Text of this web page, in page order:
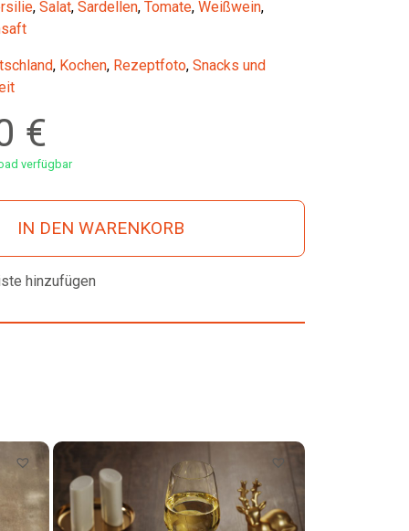
, Salat, Sardellen, Tomate, Weißwein,
, Kochen, Rezeptfoto, Snacks und
€
verfügbar
IN DEN WARENKORB
hinzufügen